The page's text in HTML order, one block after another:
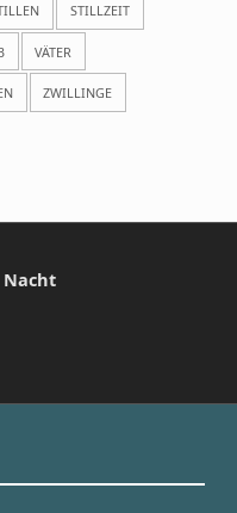
STILLZEIT
VÄTER
ZWILLINGE
Nacht